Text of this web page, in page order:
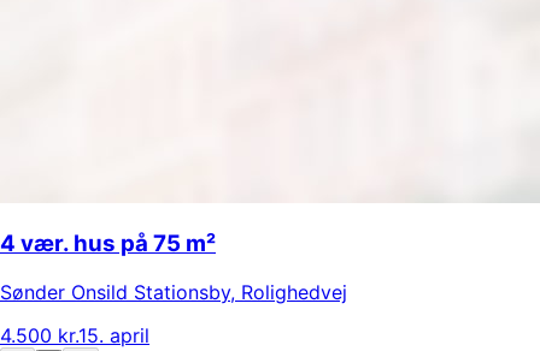
4 vær. hus på 75 m²
Sønder Onsild Stationsby, Rolighedvej
4.500 kr.15. april